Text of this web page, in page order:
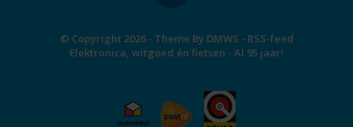
© Copyright 2026 - Theme By DMWS - RSS-feed
Elektronica, witgoed én fietsen - Al 95 jaar!